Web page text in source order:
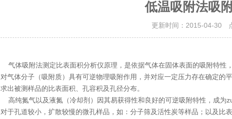
低温吸附法吸
更新时间：2015-04-30
气体吸附法测定比表面积分析仪原理，是依据气体在固体表面的吸附特性
对气体分子（吸附质）具有可逆物理吸附作用，并对应一定压力存在确定的
求出被测样品的比表面积、孔容积及孔径分布。
高纯氮气以及液氮（冷却剂）因其易获得性和良好的可逆吸附特性，成为
对于孔道较小，扩散较慢的微孔样品，如：分子筛及活性炭等样品；以及比